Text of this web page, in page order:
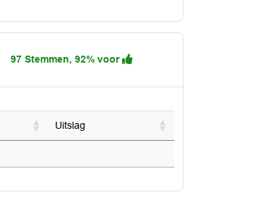
97 Stemmen, 92% voor
Uitslag